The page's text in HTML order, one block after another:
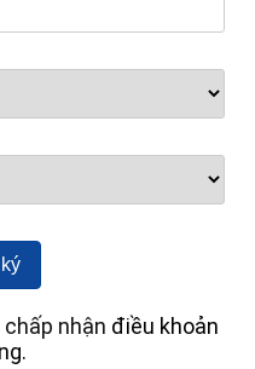
nhận điều khoản